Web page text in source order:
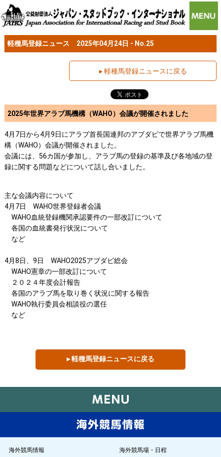
軽種馬登録ニュース 2025年04月24日 - No.25
▸ 軽種馬登録ニュースに戻る
2025年世界アラブ馬機構（WAHO）会議が開催されました
4月7日から4月9日にアラブ首長国連邦のアブダビで世界アラブ馬機
構（WAHO）会議が開催されました。
会議には、56カ国が参加し、アラブ馬の登録の基準及び各地域の登
録に関する問題などについて話し合いました。
主な会議内容について
4月7日 WAHO世界登録者会議
WAHO血統登録機関承認要件の一部改訂について
各国の血統書発行状況について
など
4月8日、9日 WAHO2025アブダビ総会
WAHO憲章の一部改訂について
２０２４年度会計報告
各国のアラブ馬を取り巻く状況に関する報告
WAHO執行委員会相談役の選任
など
▸ 軽種馬登録ニュースに戻る
海外競馬情報 海外競馬場・日程